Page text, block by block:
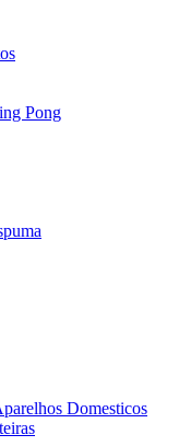
Pong
Domesticos